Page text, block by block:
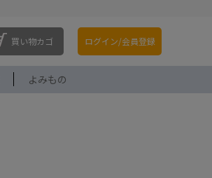
買い物カゴ ログイン/会員登録
よみもの